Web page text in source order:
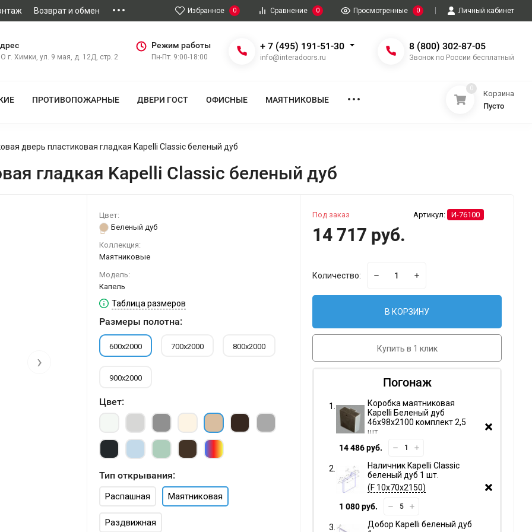
Возврат и обмен Избранное 0 Сравнение 0 Просмотренные 0 Личный кабинет
г. Химки, ул. 9 мая, д. 12Д, стр. 2
Режим работы
Пн-Пт: 9:00-18:00
+ 7 (495) 191-51-30
info@interadoors.ru
8 (800) 302-87-05
Звонок по России бесплатный
ПРОТИВОПОЖАРНЫЕ ДВЕРИ ГОСТ ОФИСНЫЕ МАЯТНИКОВЫЕ
0
Корзина
Пусто
дверь пластиковая гладкая Kapelli Classic беленый дуб
гладкая Kapelli Classic беленый дуб
›
Цвет:
Беленый дуб
Коллекция:
Маятниковые
Модель:
Капель
Таблица размеров
Размеры полотна:
600х2000 700х2000 800х2000
900х2000
Цвет:
Тип открывания:
Распашная Маятниковая
Раздвижная
Артикул: И-76100
Под заказ
14 717 руб.
Количество:
В КОРЗИНУ
Купить в 1 клик
Погонаж
Коробка маятниковая
Kapelli Беленый дуб
46х98х2100 комплект 2,5
шт.
14 486 руб.
Наличник Kapelli Classic
беленый дуб 1 шт.
F 10х70х2150
1 080 руб.
Добор Kapelli беленый дуб